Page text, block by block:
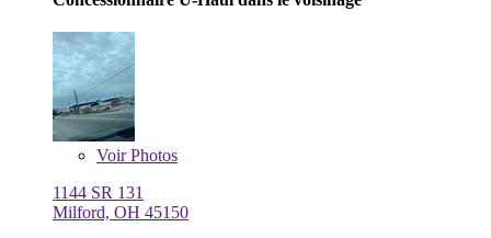
VoirPhotos
1144 SR 131
Milford, OH 45150